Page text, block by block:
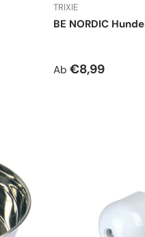
TRIXIE
BE NORDIC
Normaler Preis
Ab €8,99